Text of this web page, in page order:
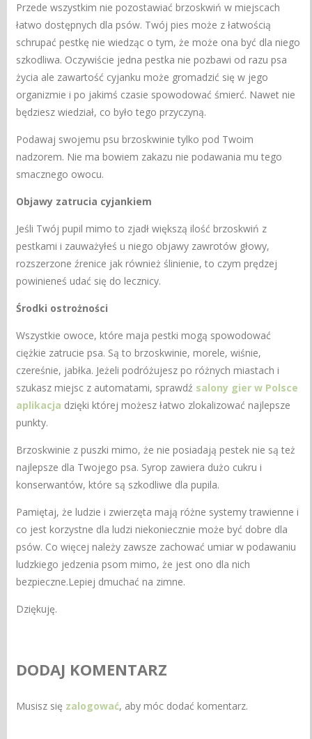
Przede wszystkim nie pozostawiać brzoskwiń w miejscach
łatwo dostępnych dla psów. Twój pies może z łatwością
schrupać pestkę nie wiedząc o tym, że może ona być dla niego
szkodliwa. Oczywiście jedna pestka nie pozbawi od razu psa
życia ale zawartość cyjanku może gromadzić się w jego
organizmie i po jakimś czasie spowodować śmierć. Nawet nie
będziesz wiedział, co było tego przyczyną.
Podawaj swojemu psu brzoskwinie tylko pod Twoim
nadzorem. Nie ma bowiem zakazu nie podawania mu tego
smacznego owocu.
Objawy zatrucia cyjankiem
Jeśli Twój pupil mimo to zjadł większą ilość brzoskwiń z
pestkami i zauważyłeś u niego objawy zawrotów głowy,
rozszerzone źrenice jak również ślinienie, to czym prędzej
powinieneś udać się do lecznicy.
Środki ostrożności
Wszystkie owoce, które maja pestki mogą spowodować
ciężkie zatrucie psa. Są to brzoskwinie, morele, wiśnie,
czereśnie, jabłka. Jeżeli podróżujesz po różnych miastach i
szukasz miejsc z automatami, sprawdź salony gier w Polsce
aplikacja dzięki której możesz łatwo zlokalizować najlepsze
punkty.
Brzoskwinie z puszki mimo, że nie posiadają pestek nie są też
najlepsze dla Twojego psa. Syrop zawiera dużo cukru i
konserwantów, które są szkodliwe dla pupila.
Pamiętaj, że ludzie i zwierzęta mają różne systemy trawienne i
co jest korzystne dla ludzi niekoniecznie może być dobre dla
psów. Co więcej należy zawsze zachować umiar w podawaniu
ludzkiego jedzenia psom mimo, że jest ono dla nich
bezpieczne.Lepiej dmuchać na zimne.
Dziękuję.
DODAJ KOMENTARZ
Musisz się zalogować, aby móc dodać komentarz.